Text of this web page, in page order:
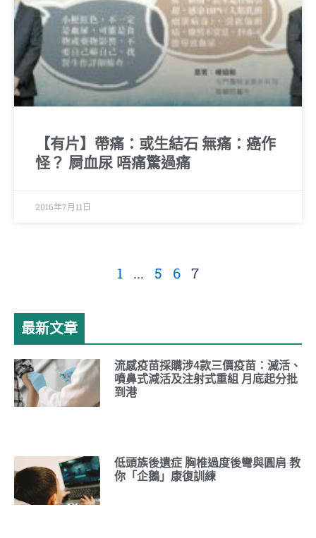
【有片】帶痛：或生結石 無痛：癌作
怪？ 屙血尿 唔痛驚過痛
2016年7月11日
1 ... 5 6 7
最新文章
流感疫苗採購涉4款三價疫苗：滅活、
噴鼻式減活及注射式重組 月底起分批
到港
低頭族後遺症 胸椎過度後彎與圓肩 教
你「企鵝」康復訓練